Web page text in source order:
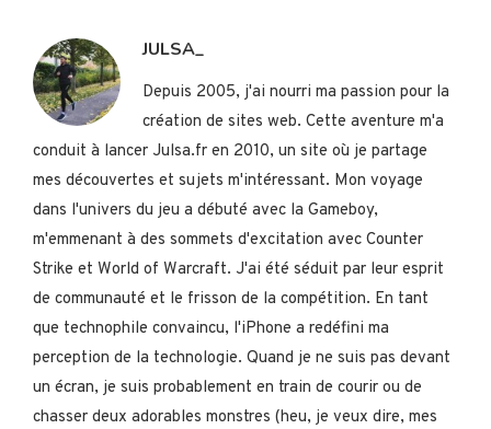
JULSA_
Depuis 2005, j'ai nourri ma passion pour la
création de sites web. Cette aventure m'a
conduit à lancer Julsa.fr en 2010, un site où je partage
mes découvertes et sujets m'intéressant. Mon voyage
dans l'univers du jeu a débuté avec la Gameboy,
m'emmenant à des sommets d'excitation avec Counter
Strike et World of Warcraft. J'ai été séduit par leur esprit
de communauté et le frisson de la compétition. En tant
que technophile convaincu, l'iPhone a redéfini ma
perception de la technologie. Quand je ne suis pas devant
un écran, je suis probablement en train de courir ou de
chasser deux adorables monstres (heu, je veux dire, mes